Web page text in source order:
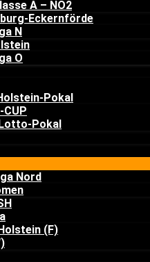
A – NO2
Eckernförde
N
O
Pokal
CUP
Pokal
Nord
(F)